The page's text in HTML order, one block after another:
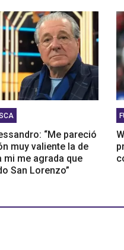
“Me pareció
muy valiente la de
mi me agrada que
San Lorenzo”